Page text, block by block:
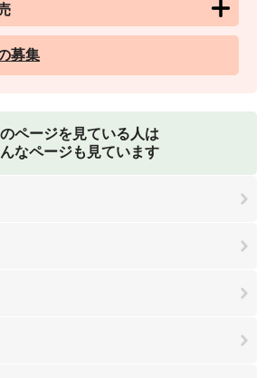
募集
ページを見ている人は
なページも見ています